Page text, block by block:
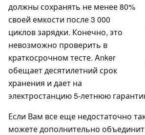
должны сохранять не менее 80%
своей емкости после 3 000
циклов зарядки. Конечно, это
невозможно проверить в
краткосрочном тесте. Anker
обещает десятилетний срок
хранения и дает на
электростанцию 5-летнюю
Если Вам все еще недостаточно
можете дополнительно